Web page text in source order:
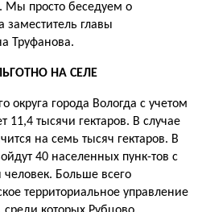
Мы просто беседуем о
главы
Труфанова.
НА СЕЛЕ
округа города Вологда с учетом
11,4 тысячи гектаров. В случае
на семь тысяч гектаров. В
40 населенных пунк-тов с
Больше всего
территориальное управление